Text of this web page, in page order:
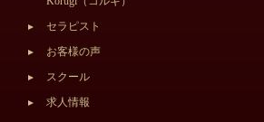
セラピスト
お客様の声
スクール
求人情報